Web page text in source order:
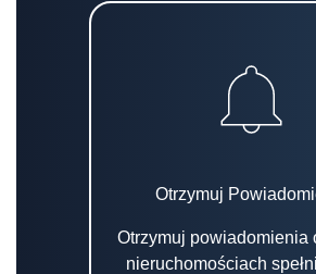
Otrzymuj
Otrzymuj powiadomienia
nieruchomościach